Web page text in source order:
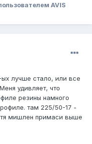
AVIS
ых лучше стало, или все
удивляет, что
резины намного
там 225/50-17 -
мишлен примаси выше